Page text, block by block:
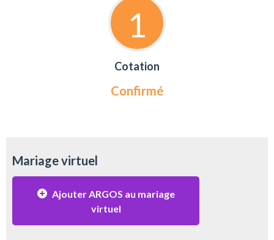
1
Cotation
Confirmé
Mariage virtuel
Ajouter ARGOS au mariage
virtuel